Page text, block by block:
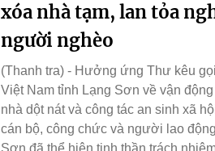
xóa nhà tạm, lan tỏa
người nghèo
(Thanh tra) - Hưởng ứng Thư kêu
Việt Nam tỉnh Lạng Sơn về vận
nhà dột nát và công tác an sinh xã
cán bộ, công chức và người lao